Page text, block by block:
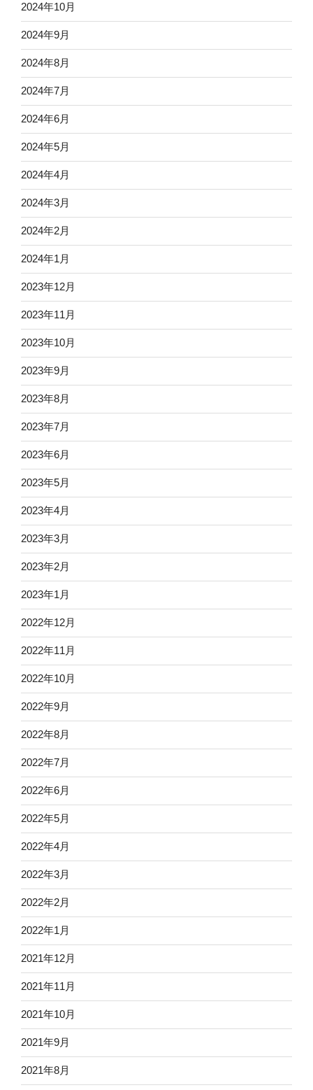
2024年10月
2024年9月
2024年8月
2024年7月
2024年6月
2024年5月
2024年4月
2024年3月
2024年2月
2024年1月
2023年12月
2023年11月
2023年10月
2023年9月
2023年8月
2023年7月
2023年6月
2023年5月
2023年4月
2023年3月
2023年2月
2023年1月
2022年12月
2022年11月
2022年10月
2022年9月
2022年8月
2022年7月
2022年6月
2022年5月
2022年4月
2022年3月
2022年2月
2022年1月
2021年12月
2021年11月
2021年10月
2021年9月
2021年8月